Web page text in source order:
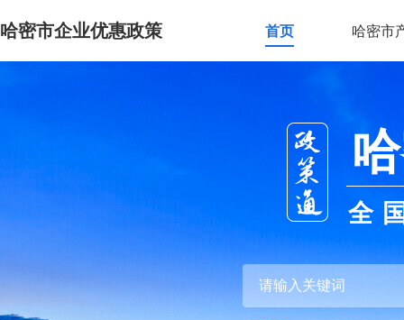
哈密市企业优惠政策 首页 哈密市
全